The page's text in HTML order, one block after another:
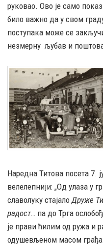
руковао. Ово је само
било важно да у свом
поступака може се
незмерну љубав и
Наредна Титова посета 7.
велелепнији: „Од улаза у
славолуку стајалоДруже
радост… па до Трга
је прави ћилим од ружа и
одушевљеном масом